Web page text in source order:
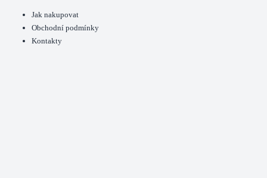
Jak nakupovat
Obchodní podmínky
Kontakty